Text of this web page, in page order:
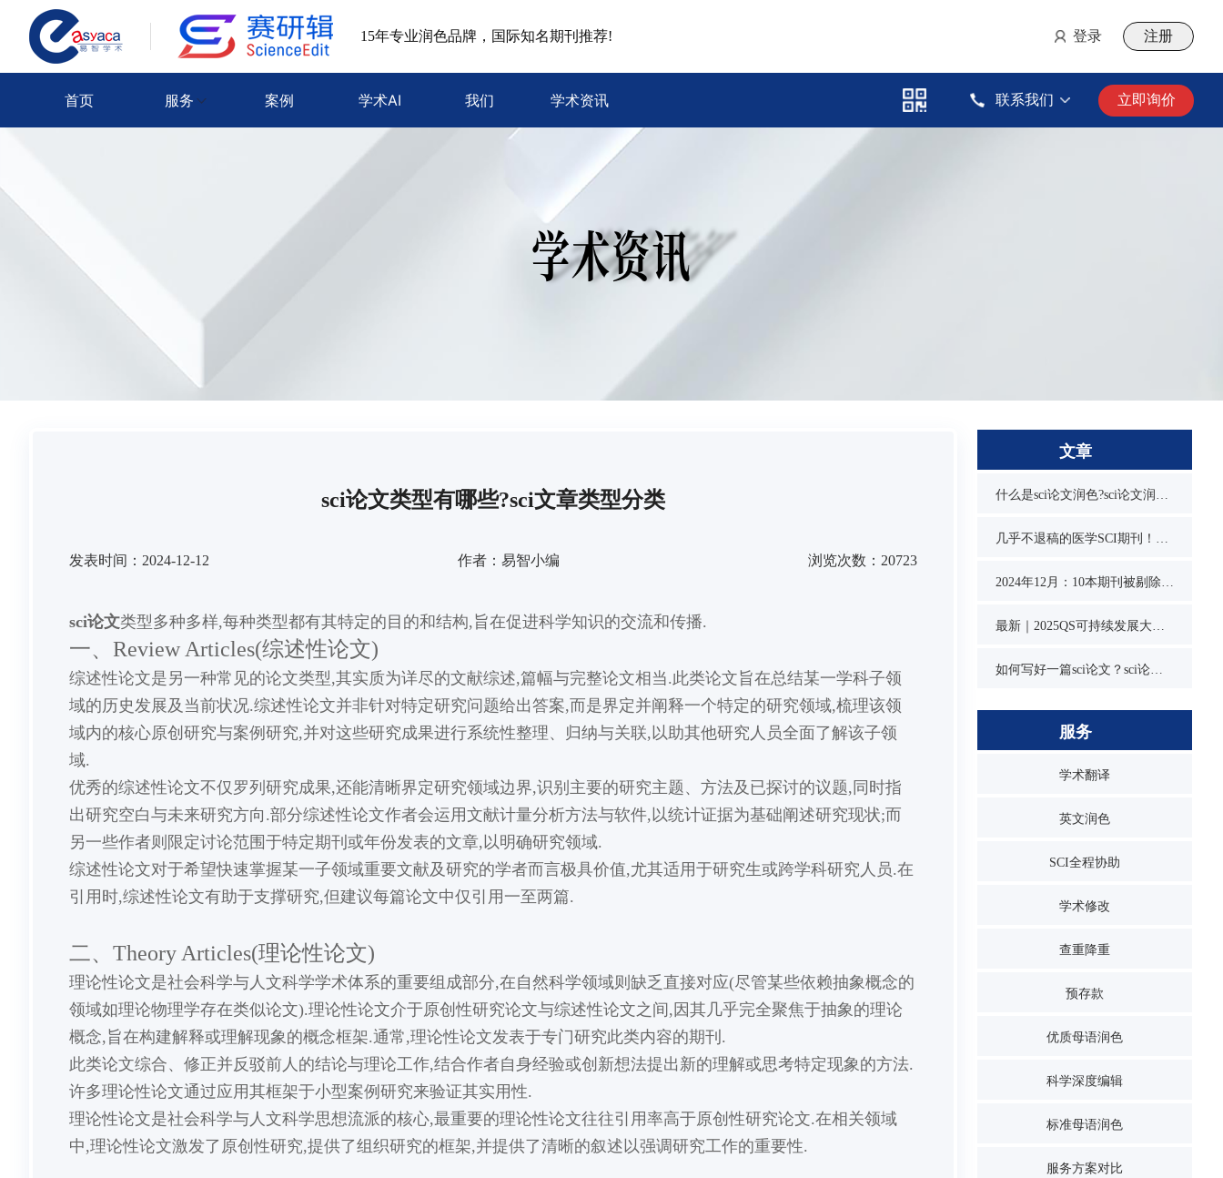
15年专业润色品牌，国际知名期刊推荐! 登录 注册
首页 服务 案例 学术AI 我们 学术资讯 联系我们 立即询价
sci论文类型有哪些?sci文章类型分类
发表时间：2024-12-12 作者：易智小编 浏览次数：20723
sci论文类型多种多样,每种类型都有其特定的目的和结构,旨在促进科学知识的交流和传播.
一、Review Articles(综述性论文)
综述性论文是另一种常见的论文类型,其实质为详尽的文献综述,篇幅与完整论文相当.此类论文旨在总结某一学科子领
域的历史发展及当前状况.综述性论文并非针对特定研究问题给出答案,而是界定并阐释一个特定的研究领域,梳理该领
域内的核心原创研究与案例研究,并对这些研究成果进行系统性整理、归纳与关联,以助其他研究人员全面了解该子领
域.
优秀的综述性论文不仅罗列研究成果,还能清晰界定研究领域边界,识别主要的研究主题、方法及已探讨的议题,同时指
出研究空白与未来研究方向.部分综述性论文作者会运用文献计量分析方法与软件,以统计证据为基础阐述研究现状;而
另一些作者则限定讨论范围于特定期刊或年份发表的文章,以明确研究领域.
综述性论文对于希望快速掌握某一子领域重要文献及研究的学者而言极具价值,尤其适用于研究生或跨学科研究人员.在
引用时,综述性论文有助于支撑研究,但建议每篇论文中仅引用一至两篇.
二、Theory Articles(理论性论文)
理论性论文是社会科学与人文科学学术体系的重要组成部分,在自然科学领域则缺乏直接对应(尽管某些依赖抽象概念的
领域如理论物理学存在类似论文).理论性论文介于原创性研究论文与综述性论文之间,因其几乎完全聚焦于抽象的理论
概念,旨在构建解释或理解现象的概念框架.通常,理论性论文发表于专门研究此类内容的期刊.
此类论文综合、修正并反驳前人的结论与理论工作,结合作者自身经验或创新想法提出新的理解或思考特定现象的方法.
许多理论性论文通过应用其框架于小型案例研究来验证其实用性.
理论性论文是社会科学与人文科学思想流派的核心,最重要的理论性论文往往引用率高于原创性研究论文.在相关领域
中,理论性论文激发了原创性研究,提供了组织研究的框架,并提供了清晰的叙述以强调研究工作的重要性.
文章
什么是sci论文润色?sci论文润色必要吗？
几乎不退稿的医学SCI期刊！又快又水
2024年12月：10本期刊被剔除，1本降级，1本改名，4本曾被on hold
最新｜2025QS可持续发展大学排名发布！同济位列第3，1所双非入围前10
如何写好一篇sci论文？sci论文的写作技巧
服务
学术翻译
英文润色
SCI全程协助
学术修改
查重降重
预存款
优质母语润色
科学深度编辑
标准母语润色
服务方案对比